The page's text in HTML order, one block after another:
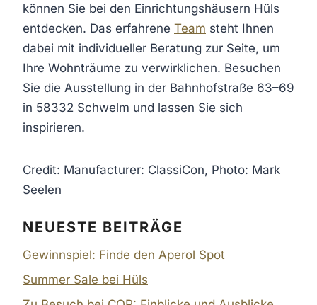
können Sie bei den Einrichtungshäusern Hüls
entdecken. Das erfahrene Team steht Ihnen
dabei mit individueller Beratung zur Seite, um
Ihre Wohnträume zu verwirklichen. Besuchen
Sie die Ausstellung in der Bahnhofstraße 63–69
in 58332 Schwelm und lassen Sie sich
inspirieren.
Credit: Manufacturer: ClassiCon, Photo: Mark
Seelen
NEUESTE BEITRÄGE
Gewinnspiel: Finde den Aperol Spot
Summer Sale bei Hüls